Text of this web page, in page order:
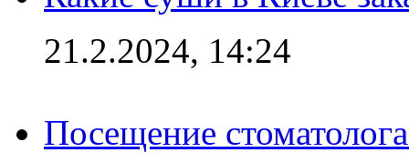
21.2.2024, 14:24
Посещение